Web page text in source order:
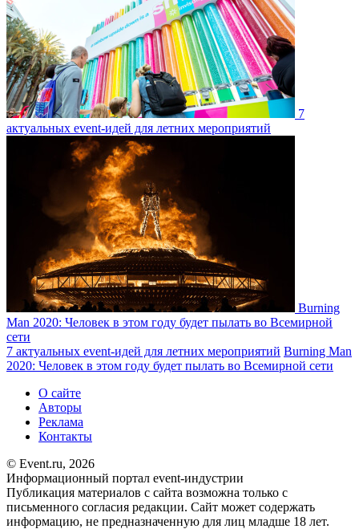
7
актуальных event-идей для летних мероприятий
Burning
Man 2020: Человек в этом году будет пылать во Всемирной
сети
7 актуальных event-идей для летних мероприятий Burning Man
2020: Человек в этом году будет пылать во Всемирной сети
О сайте
Авторы
Реклама
Контакты
© Event.ru, 2026
Информационный портал event-индустрии
Публикация материалов с сайта возможна только с
письменного согласия редакции. Сайт может содержать
информацию, не предназначенную для лиц младше 18 лет.